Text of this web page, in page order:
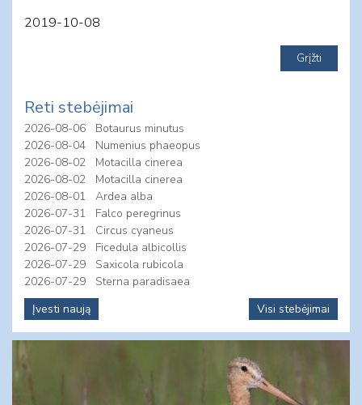
2019-10-08
Reti stebėjimai
2026-08-06
Botaurus minutus
2026-08-04
Numenius phaeopus
2026-08-02
Motacilla cinerea
2026-08-02
Motacilla cinerea
2026-08-01
Ardea alba
2026-07-31
Falco peregrinus
2026-07-31
Circus cyaneus
2026-07-29
Ficedula albicollis
2026-07-29
Saxicola rubicola
2026-07-29
Sterna paradisaea
Įvesti naują
Visi stebėjimai